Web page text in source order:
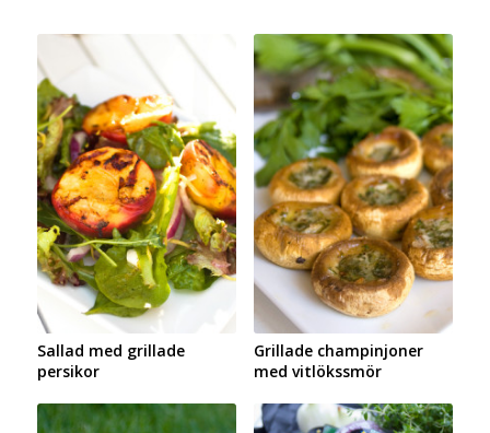
Sallad med grillade
persikor
Grillade champinjoner
med vitlökssmör